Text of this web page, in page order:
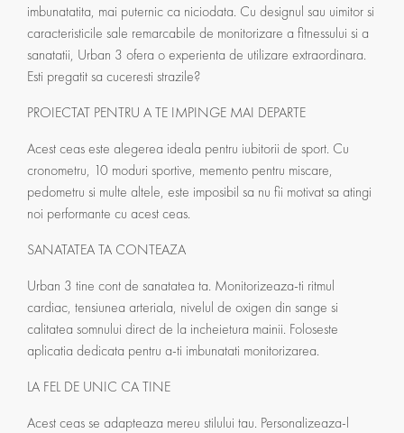
imbunatatita, mai puternic ca niciodata. Cu designul sau uimitor si
caracteristicile sale remarcabile de monitorizare a fitnessului si a
sanatatii, Urban 3 ofera o experienta de utilizare extraordinara.
Esti pregatit sa cuceresti strazile?
PROIECTAT PENTRU A TE IMPINGE MAI DEPARTE
Acest ceas este alegerea ideala pentru iubitorii de sport. Cu
cronometru, 10 moduri sportive, memento pentru miscare,
pedometru si multe altele, este imposibil sa nu fii motivat sa atingi
noi performante cu acest ceas.
SANATATEA TA CONTEAZA
Urban 3 tine cont de sanatatea ta. Monitorizeaza-ti ritmul
cardiac, tensiunea arteriala, nivelul de oxigen din sange si
calitatea somnului direct de la incheietura mainii. Foloseste
aplicatia dedicata pentru a-ti imbunatati monitorizarea.
LA FEL DE UNIC CA TINE
Acest ceas se adapteaza mereu stilului tau. Personalizeaza-l